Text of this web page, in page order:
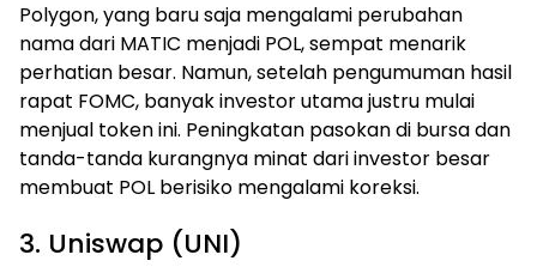
Polygon, yang baru saja mengalami perubahan
nama dari MATIC menjadi POL, sempat menarik
perhatian besar. Namun, setelah pengumuman hasil
rapat FOMC, banyak investor utama justru mulai
menjual token ini. Peningkatan pasokan di bursa dan
tanda-tanda kurangnya minat dari investor besar
membuat POL berisiko mengalami koreksi.
3. Uniswap (UNI)